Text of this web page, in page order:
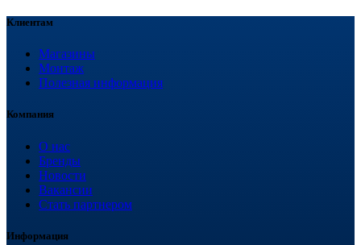
Клиентам
Магазины
Монтаж
Полезная информация
Компания
О нас
Бренды
Новости
Вакансии
Стать партнером
Информация